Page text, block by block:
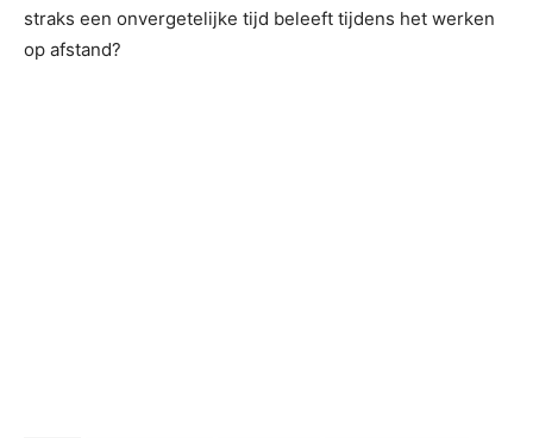
straks een onvergetelijke tijd beleeft tijdens het werken
op afstand?